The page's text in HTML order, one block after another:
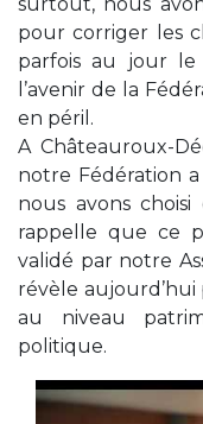
pour corriger les
parfois au jour le
l’avenir de la
en péril.
A Châteauroux-
notre Fédération
nous avons
rappelle que ce
validé par notre
révèle
au niveau
politique.